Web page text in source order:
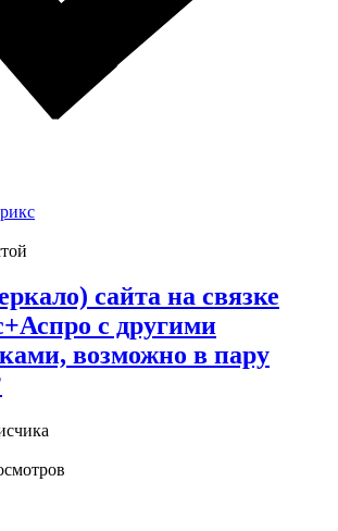
сайта на связке
с другими
возможно в пару